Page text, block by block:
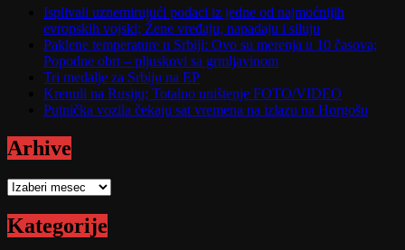
Isplivali uznemirujući podaci iz jedne od najmoćnijih
evropskih vojski; Žene vređaju, napadaju i siluju
Paklene temperature u Srbiji: Ovo su merenja u 10 časova;
Popodne obrt – pljuskovi sa grmljavinom
Tri medalje za Srbiju na EP
Krenuli na Rusiju; Totalno uništenje FOTO/VIDEO
Putnička vozila čekaju sat vremena na izlazu na Horgošu
Arhive
Arhive
Kategorije